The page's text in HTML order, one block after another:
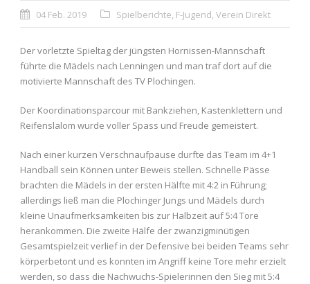
04 Feb. 2019 Spielberichte, F-Jugend, Verein Direkt
Der vorletzte Spieltag der jüngsten Hornissen-Mannschaft
führte die Mädels nach Lenningen und man traf dort auf die
motivierte Mannschaft des TV Plochingen.
Der Koordinationsparcour mit Bankziehen, Kastenklettern und
Reifenslalom wurde voller Spass und Freude gemeistert.
Nach einer kurzen Verschnaufpause durfte das Team im 4+1
Handball sein Können unter Beweis stellen. Schnelle Pässe
brachten die Mädels in der ersten Hälfte mit 4:2 in Führung;
allerdings ließ man die Plochinger Jungs und Mädels durch
kleine Unaufmerksamkeiten bis zur Halbzeit auf 5:4 Tore
herankommen. Die zweite Hälfe der zwanzigminütigen
Gesamtspielzeit verlief in der Defensive bei beiden Teams sehr
körperbetont und es konnten im Angriff keine Tore mehr erzielt
werden, so dass die Nachwuchs-Spielerinnen den Sieg mit 5:4